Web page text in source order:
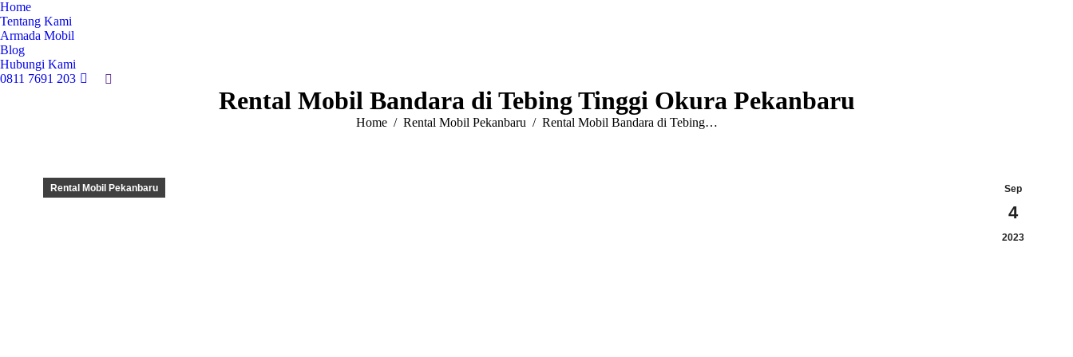
Home
Tentang Kami
Armada Mobil
Blog
Hubungi Kami
0811 7691 203
Search:
Rental Mobil Bandara di Tebing Tinggi Okura Pekanbaru
You are here:
Home Rental Mobil Pekanbaru Rental Mobil Bandara di Tebing…
Sep
4
2023
Rental Mobil Pekanbaru